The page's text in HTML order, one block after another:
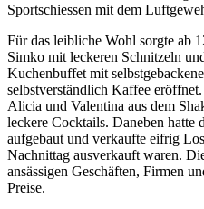
Sportschiessen mit dem
Für das leibliche Wohl sorgte ab
Simko mit leckeren Schnitzeln
Kuchenbuffet mit
selbstverständlich Kaffee
Alicia und Valentina aus dem
leckere Cocktails. Daneben hatte
aufgebaut und verkaufte eifrig
Nachnittag ausverkauft waren.
ansässigen Geschäften, Firmen
Preise.